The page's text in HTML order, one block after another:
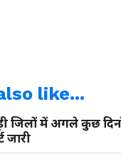
like...
जिलों में अगले कुछ
जारी